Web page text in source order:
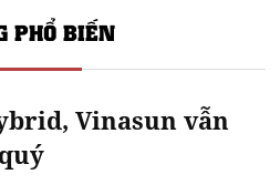
PHỔ BIẾN
Vinasun vẫn